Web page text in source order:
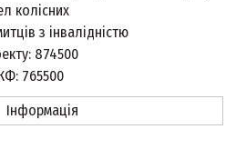
колісних
з інвалідністю
874500
765500
Інформація